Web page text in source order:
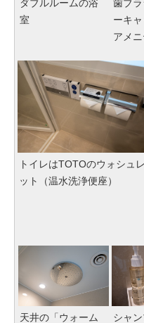
ダブルルームの浴
室
歯ブ
ーキ
アメニ
トイレはTOTOのウォシュレ
ット（温水洗浄便座）
天井の「ウォーム
シャ